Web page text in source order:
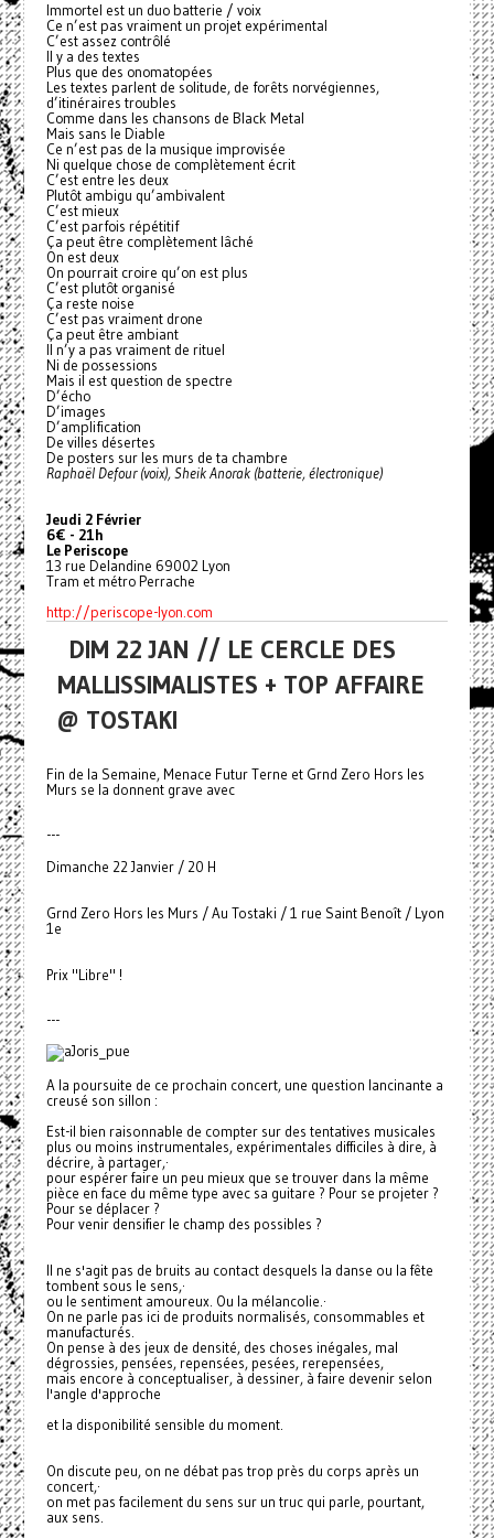
Immortel est un duo batterie / voix
Ce n’est pas vraiment un projet expérimental
C’est assez contrôlé
Il y a des textes
Plus que des onomatopées
Les textes parlent de solitude, de forêts norvégiennes,
d’itinéraires troubles
Comme dans les chansons de Black Metal
Mais sans le Diable
Ce n’est pas de la musique improvisée
Ni quelque chose de complètement écrit
C’est entre les deux
Plutôt ambigu qu’ambivalent
C’est mieux
C’est parfois répétitif
Ça peut être complètement lâché
On est deux
On pourrait croire qu’on est plus
C’est plutôt organisé
Ça reste noise
C’est pas vraiment drone
Ça peut être ambiant
Il n’y a pas vraiment de rituel
Ni de possessions
Mais il est question de spectre
D’écho
D’images
D’amplification
De villes désertes
De posters sur les murs de ta chambre
Raphaël Defour (voix), Sheik Anorak (batterie, électronique)
Jeudi 2 Février
6€ - 21h
Le Periscope
13 rue Delandine 69002 Lyon
Tram et métro Perrache
http://periscope-lyon.com
DIM 22 JAN // LE CERCLE DES
MALLISSIMALISTES + TOP AFFAIRE
@ TOSTAKI
Fin de la Semaine, Menace Futur Terne et Grnd Zero Hors les
Murs se la donnent grave avec
---
Dimanche 22 Janvier / 20 H
Grnd Zero Hors les Murs / Au Tostaki / 1 rue Saint Benoît / Lyon
1e
Prix "Libre" !
---
A la poursuite de ce prochain concert, une question lancinante a
creusé son sillon :
Est-il bien raisonnable de compter sur des tentatives musicales
plus ou moins instrumentales, expérimentales difficiles à dire, à
décrire, à partager,·
pour espérer faire un peu mieux que se trouver dans la même
pièce en face du même type avec sa guitare ? Pour se projeter ?
Pour se déplacer ?
Pour venir densifier le champ des possibles ?
Il ne s'agit pas de bruits au contact desquels la danse ou la fête
tombent sous le sens,·
ou le sentiment amoureux. Ou la mélancolie.·
On ne parle pas ici de produits normalisés, consommables et
manufacturés.
On pense à des jeux de densité, des choses inégales, mal
dégrossies, pensées, repensées, pesées, rerepensées,
mais encore à conceptualiser, à dessiner, à faire devenir selon
l'angle d'approche
et la disponibilité sensible du moment.
On discute peu, on ne débat pas trop près du corps après un
concert,·
on met pas facilement du sens sur un truc qui parle, pourtant,
aux sens.